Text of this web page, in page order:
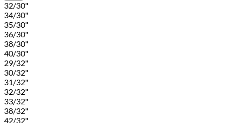
32/30"
34/30"
35/30"
36/30"
38/30"
40/30"
29/32"
30/32"
31/32"
32/32"
33/32"
38/32"
42/32"